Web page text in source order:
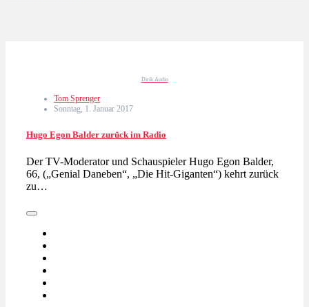
Dirik Audio
Tom Sprenger
Sonntag, 1. Januar 2017
Hugo Egon Balder zurück im Radio
Der TV-Moderator und Schauspieler Hugo Egon Balder,
66, („Genial Daneben“, „Die Hit-Giganten“) kehrt zurück
zu…